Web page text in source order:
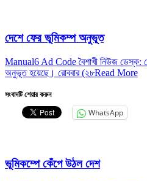
দেশে ফের ভূমিকম্প অনুভূত
Manual6 Ad Code বৈশাখী নিউজ ডেস্ক:
অনুভূত হয়েছে। রোববার (২৮Read More
সংবাদটি শেয়ার করুন
WhatsApp
ভূমিকম্পে কেঁপে উঠল দেশ